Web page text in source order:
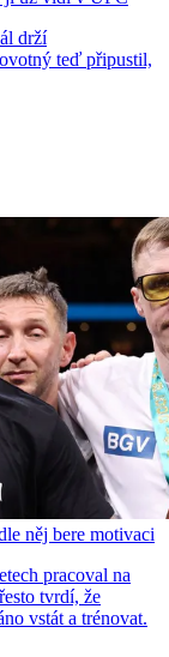
drží
teď připustil,
něj bere motivaci
pracoval na
tvrdí, že
vstát a trénovat.